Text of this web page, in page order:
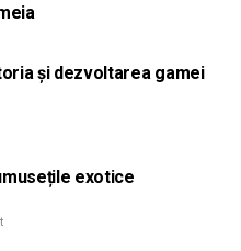
și dezvoltarea gamei
exotice